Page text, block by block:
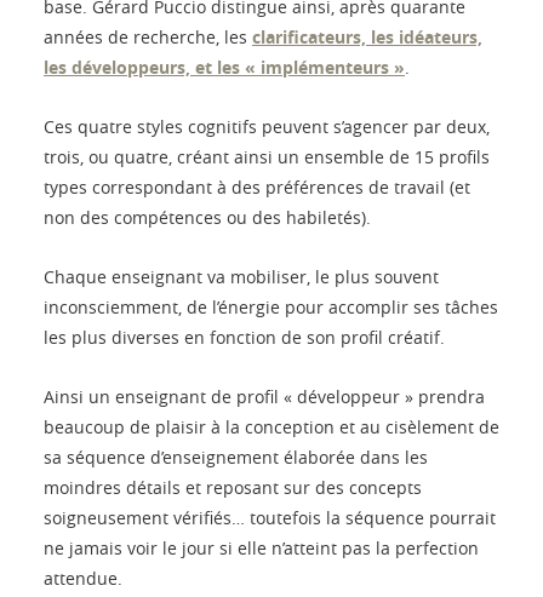
base. Gérard Puccio distingue ainsi, après quarante
années de recherche, les clarificateurs, les idéateurs,
les développeurs, et les « implémenteurs ».
Ces quatre styles cognitifs peuvent s’agencer par deux,
trois, ou quatre, créant ainsi un ensemble de 15 profils
types correspondant à des préférences de travail (et
non des compétences ou des habiletés).
Chaque enseignant va mobiliser, le plus souvent
inconsciemment, de l’énergie pour accomplir ses tâches
les plus diverses en fonction de son profil créatif.
Ainsi un enseignant de profil « développeur » prendra
beaucoup de plaisir à la conception et au cisèlement de
sa séquence d’enseignement élaborée dans les
moindres détails et reposant sur des concepts
soigneusement vérifiés… toutefois la séquence pourrait
ne jamais voir le jour si elle n’atteint pas la perfection
attendue.